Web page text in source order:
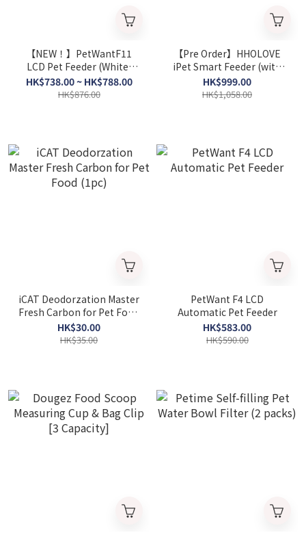
【NEW！】PetWantF11
LCD Pet Feeder (White)
(ABS or Stainless Steel Pet
Bowl）
HK$738.00 ~ HK$788.00
HK$876.00
【Pre Order】HHOLOVE
iPet Smart Feeder (with
Lens, 6L）
HK$999.00
HK$1,058.00
iCAT Deodorzation Master
Fresh Carbon for Pet Food
(1pc)
HK$30.00
HK$35.00
PetWant F4 LCD
Automatic Pet Feeder
HK$583.00
HK$590.00